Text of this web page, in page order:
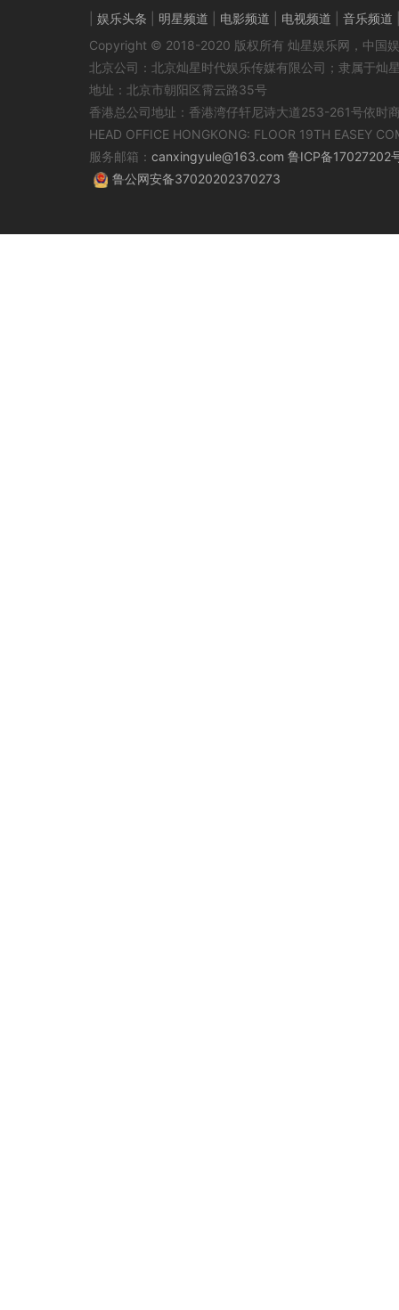
娱乐头条 明星频道 电影频道 电视频道 音乐频道
Copyright © 2018-2020 版权所有 灿星娱乐网，中国
北京公司：北京灿星时代娱乐传媒有限公司；隶属于灿
地址：北京市朝阳区霄云路35号
香港总公司地址：香港湾仔轩尼诗大道253-261号依时
HEAD OFFICE HONGKONG: FLOOR 19TH EASEY
服务邮箱： canxingyule@163.com 鲁ICP备17027202
鲁公网安备37020202370273